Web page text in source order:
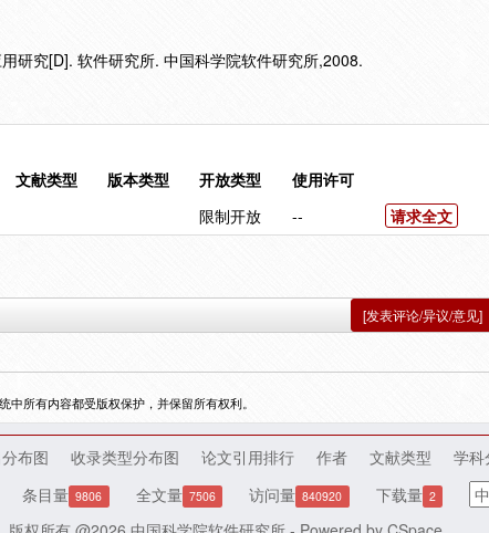
研究[D]. 软件研究所. 中国科学院软件研究所,2008.
文献类型 版本类型 开放类型
使用许可
限制开放 -- 请求全文
[发表评论/异议/意见]
中所有内容都受版权保护，并保留所有权利。
布图 收录类型分布图 论文引用排行 作者 文献类型 学科
条目量 9806 全文量 7506 访问量 840920 下载量 2